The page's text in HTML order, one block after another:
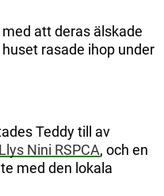
att deras älskade
rasade ihop under
Teddy till av
Llys Nini RSPCA, och en
med den lokala